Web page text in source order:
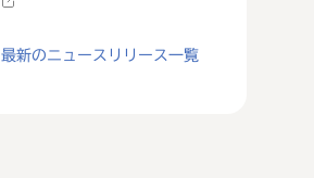
最新のニュースリリース一覧